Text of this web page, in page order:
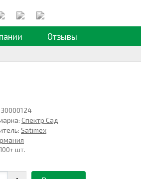
Отзывы
Спектр Сад
Satimex
шт.